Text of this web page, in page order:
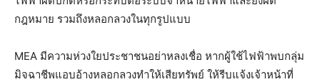
กฎหมาย รวมถึงหลอกลวงในทุกรูปแบบ
MEA มีความห่วงใยประชาชนอย่าหลงเชื่อ หากผู้ใช้ไฟฟ้าพบกลุ่ม
มิจฉาชีพแอบอ้างหลอกลวงทำให้เสียทรัพย์ ให้รีบแจ้งเจ้าหน้าที่